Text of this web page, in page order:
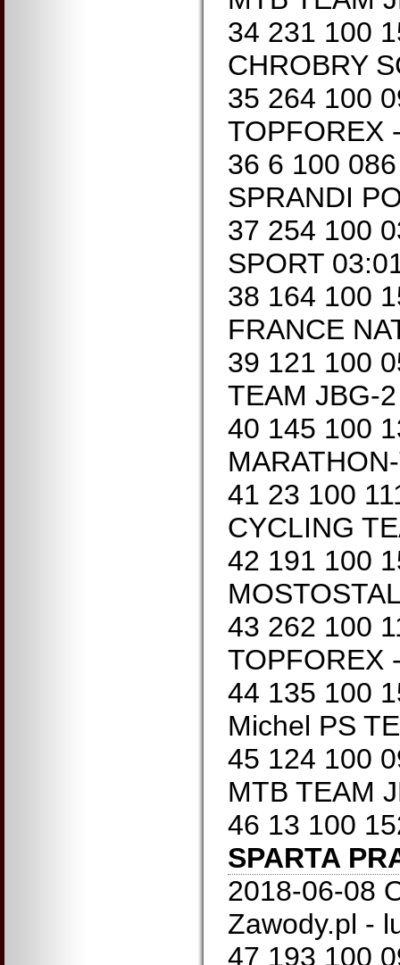
34 231 100
CHROBRY
35 264 100
TOPFOREX
36 6 100
SPRANDI
37 254 100
SPORT
38 164 100
FRANCE
39 121 100
TEAM JBG-
40 145 100
41 23 100
CYCLING
42 191 100
43 262 100
TOPFOREX
44 135 100
Michel PS
45 124 100
MTB TEAM
46 13 100
SPARTA
2018-06-08
Zawody.pl -
47 193 100